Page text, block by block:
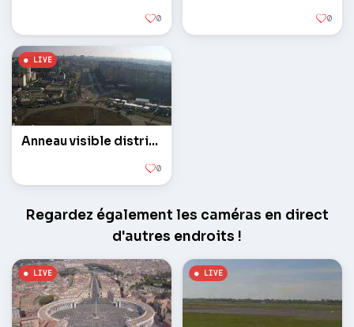
0 0
Anneau visible district Tauride
0
Regardez également les caméras en direct
d'autres endroits !